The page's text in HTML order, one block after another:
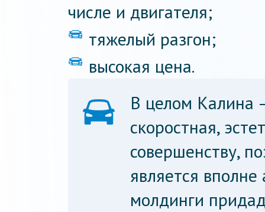
числе и двигателя;
тяжелый разгон;
высокая цена.
В целом Калина
скоростная,
совершенству,
является
молдинги